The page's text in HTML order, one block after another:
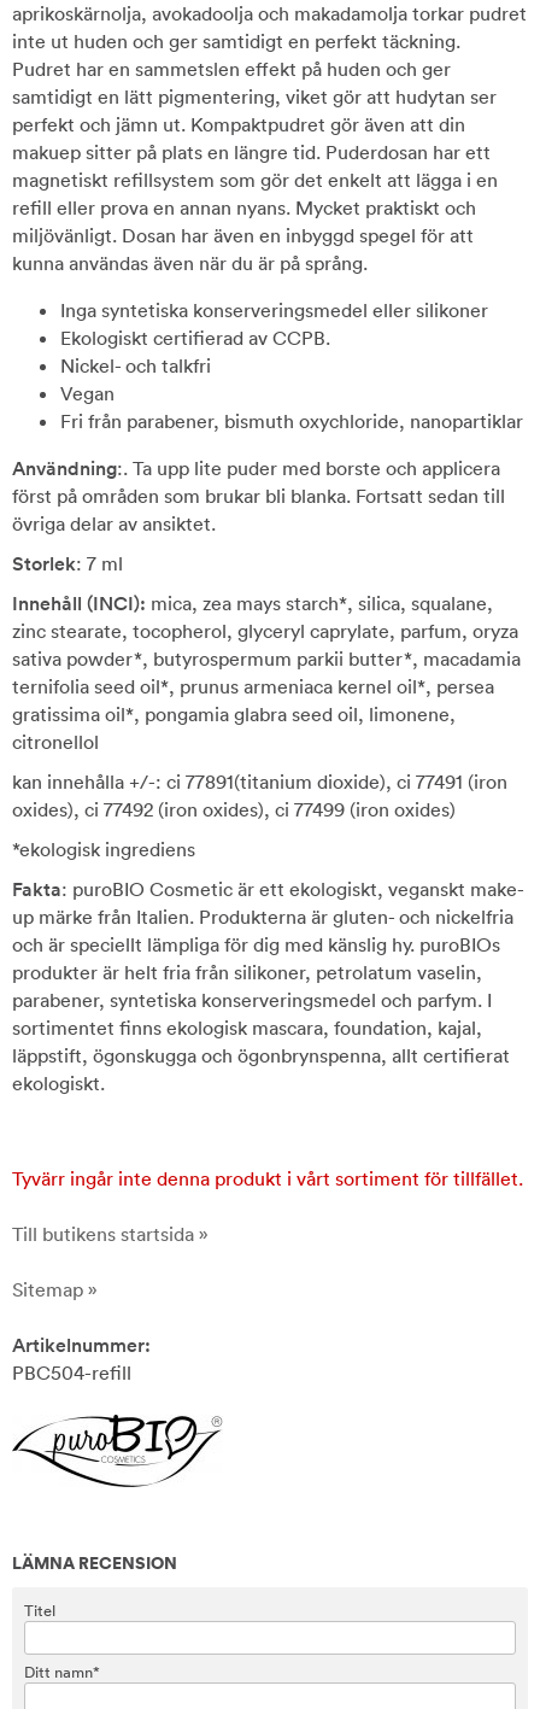
aprikoskärnolja, avokadoolja och makadamolja torkar pudret
inte ut huden och ger samtidigt en perfekt täckning.
Pudret har en sammetslen effekt på huden och ger
samtidigt en lätt pigmentering, viket gör att hudytan ser
perfekt och jämn ut. Kompaktpudret gör även att din
makuep sitter på plats en längre tid. Puderdosan har ett
magnetiskt refillsystem som gör det enkelt att lägga i en
refill eller prova en annan nyans. Mycket praktiskt och
miljövänligt. Dosan har även en inbyggd spegel för att
kunna användas även när du är på språng.
Inga syntetiska konserveringsmedel eller silikoner
Ekologiskt certifierad av CCPB.
Nickel- och talkfri
Vegan
Fri från parabener, bismuth oxychloride, nanopartiklar
Användning:. Ta upp lite puder med borste och applicera
först på områden som brukar bli blanka. Fortsatt sedan till
övriga delar av ansiktet.
Storlek: 7 ml
Innehåll (INCI): mica, zea mays starch*, silica, squalane,
zinc stearate, tocopherol, glyceryl caprylate, parfum, oryza
sativa powder*, butyrospermum parkii butter*, macadamia
ternifolia seed oil*, prunus armeniaca kernel oil*, persea
gratissima oil*, pongamia glabra seed oil, limonene,
citronellol
kan innehålla +/-: ci 77891(titanium dioxide), ci 77491 (iron
oxides), ci 77492 (iron oxides), ci 77499 (iron oxides)
*ekologisk ingrediens
Fakta: puroBIO Cosmetic är ett ekologiskt, veganskt make-
up märke från Italien. Produkterna är gluten- och nickelfria
och är speciellt lämpliga för dig med känslig hy. puroBIOs
produkter är helt fria från silikoner, petrolatum vaselin,
parabener, syntetiska konserveringsmedel och parfym. I
sortimentet finns ekologisk mascara, foundation, kajal,
läppstift, ögonskugga och ögonbrynspenna, allt certifierat
ekologiskt.
Tyvärr ingår inte denna produkt i vårt sortiment för tillfället.
Till butikens startsida »
Sitemap »
Artikelnummer:
PBC504-refill
LÄMNA RECENSION
Titel
Ditt namn*